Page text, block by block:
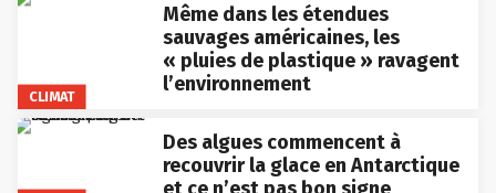
CLIMAT
Même dans les étendues
sauvages américaines, les
« pluies de plastique » ravagent
l’environnement
Des algues commencent à
recouvrir la glace en Antarctique